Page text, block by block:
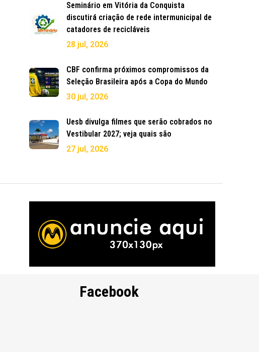
Seminário em Vitória da Conquista
discutirá criação de rede intermunicipal de
catadores de recicláveis
28 jul, 2026
CBF confirma próximos compromissos da
Seleção Brasileira após a Copa do Mundo
30 jul, 2026
Uesb divulga filmes que serão cobrados no
Vestibular 2027; veja quais são
27 jul, 2026
Facebook